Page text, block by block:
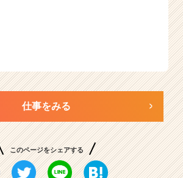
仕事をみる
このページをシェアする